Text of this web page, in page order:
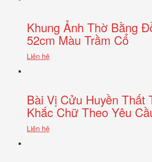
Khung Ảnh Thờ Bằng
52cm Màu Trầm Cổ
Liên hệ
Bài Vị Cửu Huyền Thất
Khắc Chữ Theo Yêu
Liên hệ